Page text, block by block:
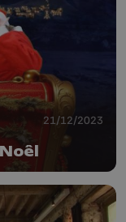
21/12/2023